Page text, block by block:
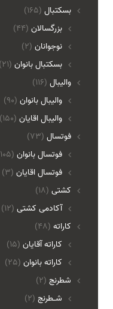
(165) بسکتبال
بزرگسالان (44)
نوجوانان (2)
بسکتبال بانوان (21)
(116) والیبال
واليبال بانوان (90)
واليبال اقايان (150)
(73) فوتسال
فوتسال بانوان (105)
فوتسال اقايان (3)
(18) کشتی
آکادمی کشتی (12)
(48) کاراته
کاراته آقایان (15)
کاراته بانوان (25)
(2) شطرنج
شـطرنج (2)